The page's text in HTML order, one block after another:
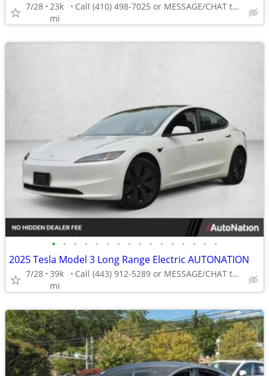
7/28 23k
mi
Call (410) 498-7025 or MESSAGE/CHAT to confirm availability
• • • • • • • • • • • • • • • •
2025 Tesla Model 3 Long Range Electric AUTONATION
7/28 39k
mi
Call (443) 912-5289 or MESSAGE/CHAT to confirm availability